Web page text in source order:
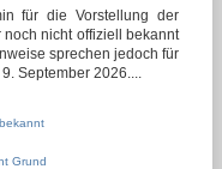
für die Vorstellung der
nicht offiziell bekannt
sprechen jedoch für
September 2026....
Grund